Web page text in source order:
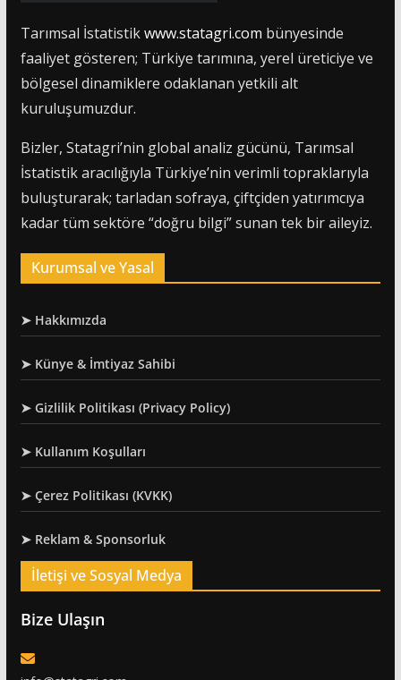
Tarımsal İstatistikwww.statagri.com bünyesinde
faaliyet gösteren; Türkiye tarımına, yerel üreticiye ve
bölgesel dinamiklere odaklanan yetkili alt
kuruluşumuzdur.
Bizler, Statagri’nin global analiz gücünü, Tarımsal
İstatistik aracılığıyla Türkiye’nin verimli topraklarıyla
buluşturarak; tarladan sofraya, çiftçiden yatırımcıya
kadar tüm sektöre “doğru bilgi” sunan tek bir aileyiz.
Kurumsal ve Yasal
➤ Hakkımızda
➤ Künye & İmtiyaz Sahibi
➤ Gizlilik Politikası (Privacy Policy)
➤ Kullanım Koşulları
➤ Çerez Politikası (KVKK)
➤ Reklam & Sponsorluk
İletişi ve Sosyal Medya
Bize Ulaşın